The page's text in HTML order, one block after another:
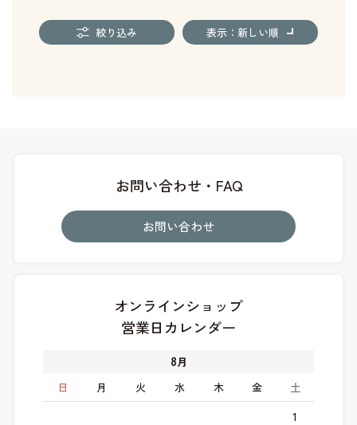
絞り込み 表示：新しい順
お問い合わせ・FAQ
お問い合わせ
オンラインショップ
営業日カレンダー
8月
日
月 火 水 木 金 土
1